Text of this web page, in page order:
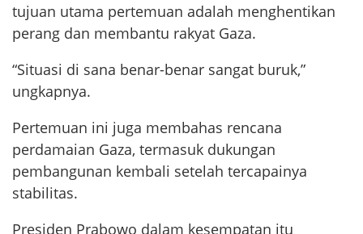
tujuan utama pertemuan adalah menghentikan
perang dan membantu rakyat Gaza.
“Situasi di sana benar-benar sangat buruk,”
ungkapnya.
Pertemuan ini juga membahas rencana
perdamaian Gaza, termasuk dukungan
pembangunan kembali setelah tercapainya
stabilitas.
Presiden Prabowo dalam kesempatan itu